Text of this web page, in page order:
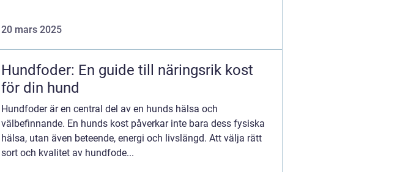
20 mars 2025
Hundfoder: En guide till näringsrik kost
för din hund
Hundfoder är en central del av en hunds hälsa och
välbefinnande. En hunds kost påverkar inte bara dess fysiska
hälsa, utan även beteende, energi och livslängd. Att välja rätt
sort och kvalitet av hundfode...